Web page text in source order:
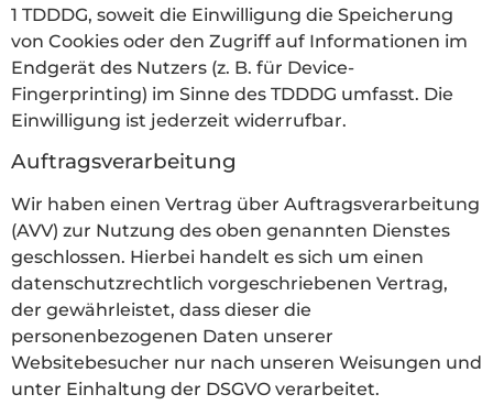
1 TDDDG, soweit die Einwilligung die Speicherung
von Cookies oder den Zugriff auf Informationen im
Endgerät des Nutzers (z. B. für Device-
Fingerprinting) im Sinne des TDDDG umfasst. Die
Einwilligung ist jederzeit widerrufbar.
Auftragsverarbeitung
Wir haben einen Vertrag über Auftragsverarbeitung
(AVV) zur Nutzung des oben genannten Dienstes
geschlossen. Hierbei handelt es sich um einen
datenschutzrechtlich vorgeschriebenen Vertrag,
der gewährleistet, dass dieser die
personenbezogenen Daten unserer
Websitebesucher nur nach unseren Weisungen und
unter Einhaltung der DSGVO verarbeitet.